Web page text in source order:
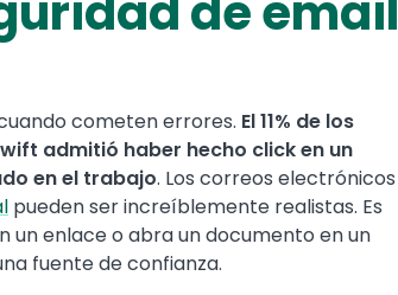
cometen errores. El 11% de los
admitió haber hecho click en un
en el trabajo. Los correos electrónicos
pueden ser increíblemente realistas. Es
un enlace o abra un documento en un
fuente de confianza.